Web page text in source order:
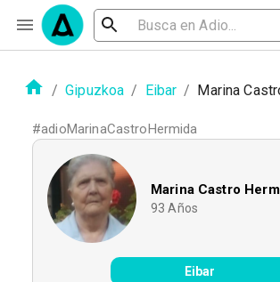
/ Gipuzkoa / Eibar / Marina
#adioMarinaCastroHermida
Marina Castro
93 Años
Eibar